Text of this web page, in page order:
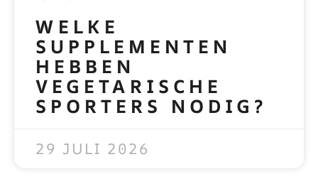
WELKE
SUPPLEMENTEN
HEBBEN
VEGETARISCHE
SPORTERS NODIG?
29 JULI 2026